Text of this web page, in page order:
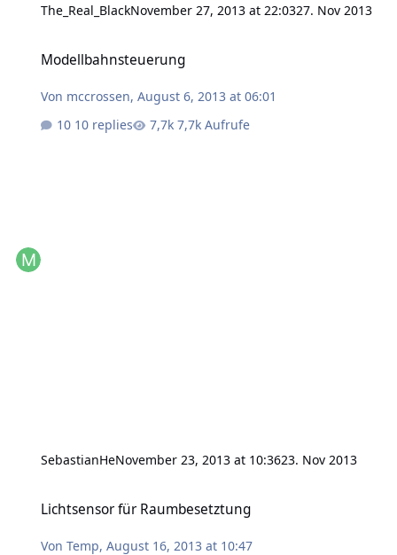
The_Real_BlackNovember 27, 2013 at 22:0327. Nov 2013
Modellbahnsteuerung
Von mccrossen,August 6, 2013 at 06:01
10 replies
7,7k Aufrufe
SebastianHeNovember 23, 2013 at 10:3623. Nov 2013
Lichtsensor für Raumbesetztung
VonTemp,August 16, 2013 at 10:47